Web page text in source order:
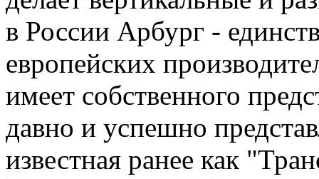
в России Арбург -
европейских
имеет собственного
давно и успешно
известная ранее как